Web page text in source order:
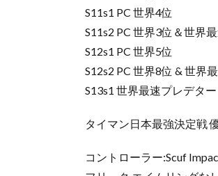
S11s1 PC 世界4位
S11s2 PC 世界3位＆世界
S12s1 PC 世界5位
S12s2 PC 世界8位 & 世界
S13s1 世界最速プレデター
タイマン日本最強決定戦
コントローラー:Scuf